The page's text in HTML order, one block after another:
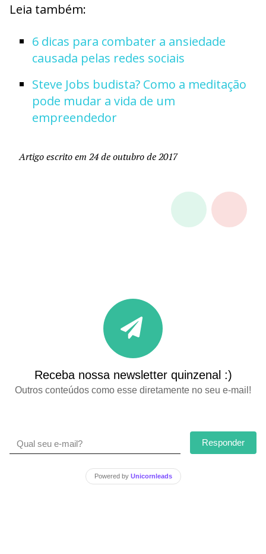
Leia também:
6 dicas para combater a ansiedade
causada pelas redes sociais
Steve Jobs budista? Como a meditação
pode mudar a vida de um
empreendedor
Artigo escrito em 24 de outubro de 2017
Receba nossa newsletter quinzenal :)
Outros conteúdos como esse diretamente no seu e-mail!
Responder
Powered by Unicornleads